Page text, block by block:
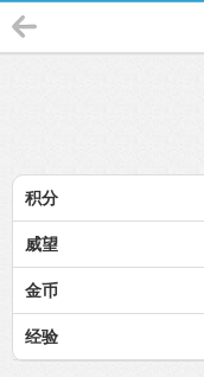
积分
威望
金币
经验